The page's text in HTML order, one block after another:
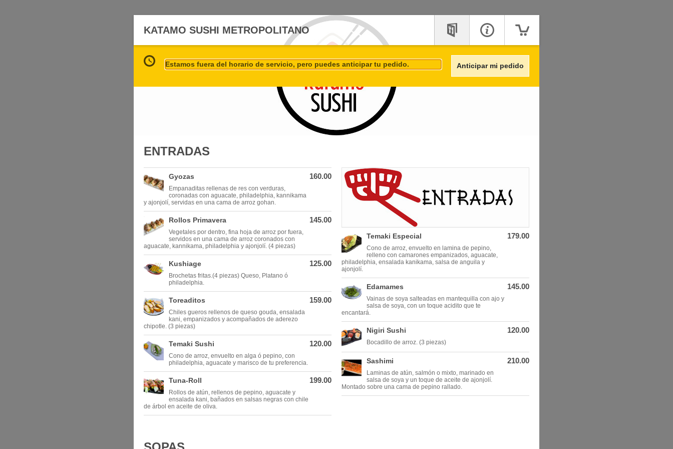
KATAMO SUSHI METROPOLITANO
Estamos fuera del horario de servicio, pero puedes anticipar tu pedido. Anticipar mi pedido
ENTRADAS
Gyozas
Empanaditas rellenas de res con verduras,
coronadas con aguacate, philadelphia, kannikama
y ajonjolí, servidas en una cama de arroz gohan.
160.00
Rollos Primavera
Vegetales por dentro, fina hoja de arroz por fuera,
servidos en una cama de arroz coronados con
aguacate, kannikama, philadelphia y ajonjolí. (4 piezas)
145.00
Kushiage
Brochetas fritas.(4 piezas) Queso, Platano ó
philadelphia.
125.00
Toreaditos
Chiles gueros rellenos de queso gouda, ensalada
kani, empanizados y acompañados de aderezo
chipotle. (3 piezas)
159.00
Temaki Sushi
Cono de arroz, envuelto en alga ó pepino, con
philadelphia, aguacate y marisco de tu preferencia.
120.00
Tuna-Roll
Rollos de atún, rellenos de pepino, aguacate y
ensalada kani, bañados en salsas negras con chile
de árbol en aceite de oliva.
199.00
Temaki Especial
Cono de arroz, envuelto en lamina de pepino,
relleno con camarones empanizados, aguacate,
philadelphia, ensalada kanikama, salsa de anguila y
ajonjolí.
179.00
Edamames
Vainas de soya salteadas en mantequilla con ajo y
salsa de soya, con un toque acidito que te
encantará.
145.00
Nigiri Sushi
Bocadillo de arroz. (3 piezas)
120.00
Sashimi
Laminas de atún, salmón o mixto, marinado en
salsa de soya y un toque de aceite de ajonjolí.
Montado sobre una cama de pepino rallado.
210.00